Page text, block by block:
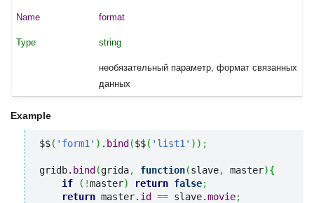
format
string
необязательный параметр, формат связанных
данных
Example
$$( 'form1' ) . bind ($$( 'list1' ) ) ;
gridb. bind (grida, function(slave, master){
if
( !master) return false;
return master. id == slave.movie;